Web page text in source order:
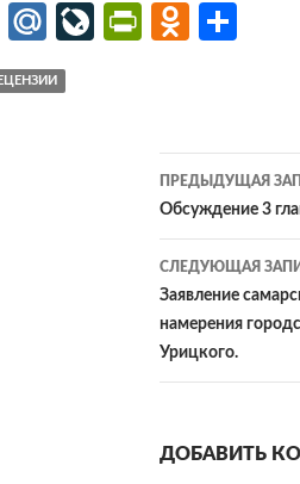
V
K
M
ail
.R
Li
Pr
e
n
dl
y
O
kl
as
sn
iki
ав
и
ть
по
записям
ПРЕДЫДУЩАЯ
Обсуждение 3
СЛЕДУЮЩАЯ
Заявление
намерения
Урицкого.
ДОБАВИТЬ